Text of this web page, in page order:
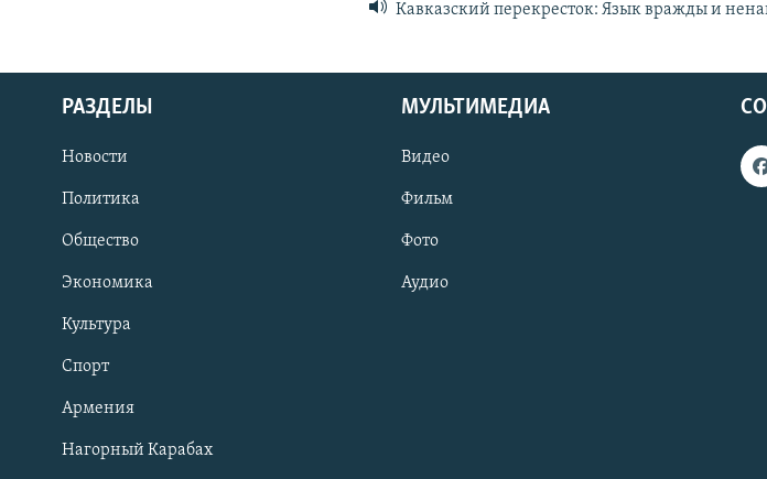
Кавказский перекресток: Язык вражды и
РАЗДЕЛЫ
Новости
Политика
Общество
Экономика
Культура
Спорт
Армения
Нагорный Карабах
МУЛЬТИМЕДИА
Видео
Фильм
Фото
Аудио